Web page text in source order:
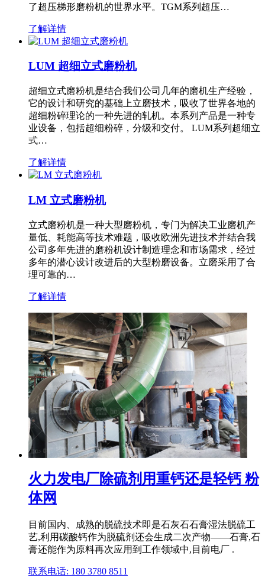
了超压梯形磨粉机的世界水平。TGM系列超压…
了解详情
LUM 超细立式磨粉机
超细立式磨粉机是结合我们公司几年的磨机生产经验，
它的设计和研究的基础上立磨技术，吸收了世界各地的
超细粉碎理论的一种先进的轧机。本系列产品是一种专
业设备，包括超细粉碎，分级和交付。 LUM系列超细立
式…
了解详情
LM 立式磨粉机
立式磨粉机是一种大型磨粉机，专门为解决工业磨机产
量低、耗能高等技术难题，吸收欧洲先进技术并结合我
公司多年先进的磨粉机设计制造理念和市场需求，经过
多年的潜心设计改进后的大型粉磨设备。立磨采用了合
理可靠的…
了解详情
火力发电厂除硫剂用重钙还是轻钙 粉
体网
目前国内、成熟的脱硫技术即是石灰石石膏湿法脱硫工
艺,利用碳酸钙作为脱硫剂还会生成二次产物——石膏,石
膏还能作为原料再次应用到工作领域中,目前电厂 .
联系电话: 180 3780 8511